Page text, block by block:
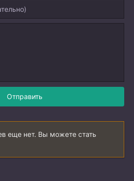
Отправить
еще нет. Вы можете стать